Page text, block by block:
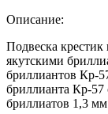
Описание:
Подвеска крестик
якутскими
бриллиантов Кр-
бриллианта Кр-
бриллиатов 1,3